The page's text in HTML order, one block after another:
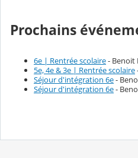
Prochains
6e | Rentrée scolaire- Benoit
5e, 4e & 3e | Rentrée scolaire
Séjour d'intégration 6e-
Séjour d'intégration 6e-